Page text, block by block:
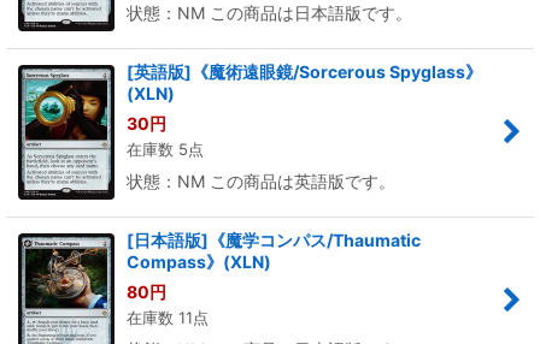
状態：NM この商品は日本語版です。
[英語版]《魔術遠眼鏡/Sorcerous Spyglass》
(XLN)
30円
在庫数 5点
状態：NM この商品は英語版です。
[日本語版]《魔学コンパス/Thaumatic
Compass》(XLN)
80円
在庫数 11点